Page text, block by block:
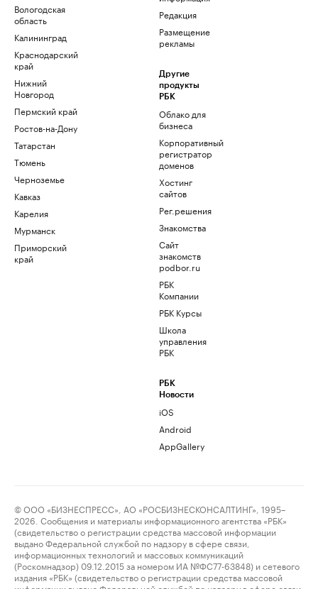
Вологодская
область
Калининград
Краснодарский
край
Нижний
Новгород
Пермский край
Ростов-на-Дону
Татарстан
Тюмень
Черноземье
Кавказ
Карелия
Мурманск
Приморский
край
Редакция
Размещение
рекламы
Другие
продукты
РБК
Облако для
бизнеса
Корпоративный
регистратор
доменов
Хостинг
сайтов
Рег.решения
Знакомства
Сайт
знакомств
podbor.ru
РБК
Компании
РБК Курсы
Школа
управления
РБК
РБК
Новости
iOS
Android
AppGallery
© ООО «БИЗНЕСПРЕСС», АО «РОСБИЗНЕСКОНСАЛТИНГ», 1995–
2026. Сообщения и материалы информационного агентства «РБК»
(свидетельство о регистрации средства массовой информации
выдано Федеральной службой по надзору в сфере связи,
информационных технологий и массовых коммуникаций
(Роскомнадзор) 09.12.2015 за номером ИА №ФС77-63848) и сетевого
издания «РБК» (свидетельство о регистрации средства массовой